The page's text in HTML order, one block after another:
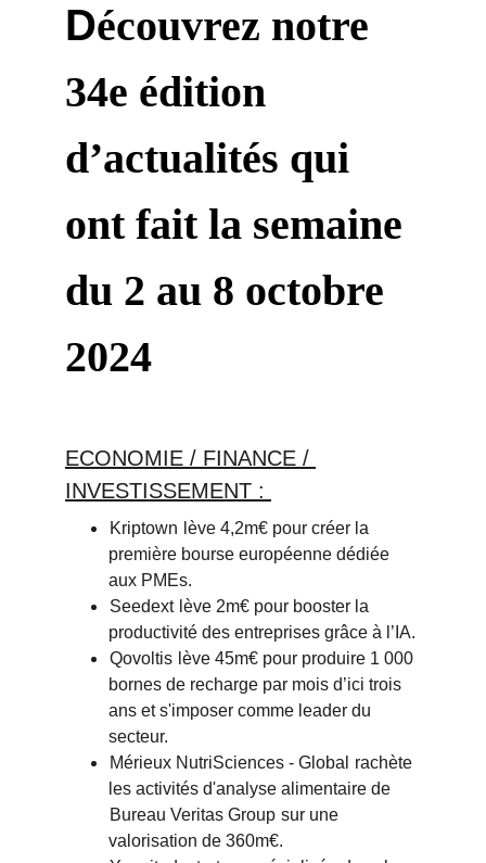
Découvrez notre
34e édition
d’actualités qui
ont fait la semaine
du 2 au 8 octobre
2024
ECONOMIE / FINANCE /
INVESTISSEMENT :
Kriptown lève 4,2m€ pour créer la
première bourse européenne dédiée
aux PMEs.
Seedext lève 2m€ pour booster la
productivité des entreprises grâce à l’IA.
Qovoltis lève 45m€ pour produire 1 000
bornes de recharge par mois d’ici trois
ans et s'imposer comme leader du
secteur.
Mérieux NutriSciences - Global
rachète
les activités d'analyse alimentaire de
Bureau Veritas Group sur une
valorisation de 360m€.